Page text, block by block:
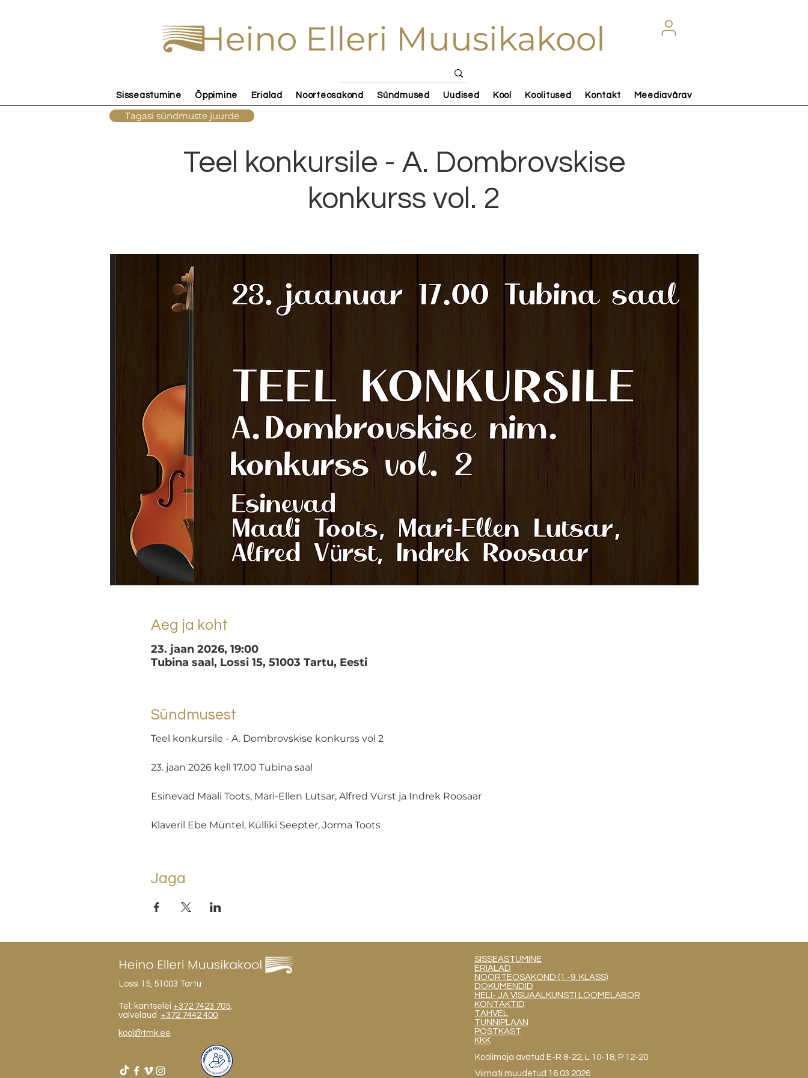
Heino Elleri Muusikakool
Sisseastumine Õppimine Erialad Noorteosakond Sündmused Uudised Kool Koolitused Kontakt Meediavärav
Teel konkursile - A. Dombrovskise
konkurss vol. 2
Aeg ja koht
23. jaan 2026, 19:00
Tubina saal, Lossi 15, 51003 Tartu, Eesti
Sündmusest
Teel konkursile - A. Dombrovskise konkurss vol 2
23. jaan 2026 kell 17.00 Tubina saal
Esinevad Maali Toots, Mari-Ellen Lutsar, Alfred Vürst ja Indrek Roosaar
Klaveril Ebe Müntel, Külliki Seepter, Jorma Toots
Jaga
Tagasi sündmuste juurde
Lossi 15, 51003 Tartu
Tel: kantselei +372 7423 705
valvelaud +372 7442 400
kool@tmk.ee
SISSEASTUMINE
ERIALAD
NOORTEOSAKOND (1.-9. KLASS)
DOKUMENDID
HELI- JA VISUAALKUNSTI LOOMELABOR
KONTAKTID
TAHVEL
TUNNIPLAAN
POSTKAST
KKK
Koolimaja avatud E-R 8-22, L 10-18, P 12-20
Viimati muudetud 16.03.2026